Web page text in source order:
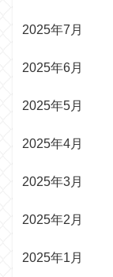
2025年7月
2025年6月
2025年5月
2025年4月
2025年3月
2025年2月
2025年1月